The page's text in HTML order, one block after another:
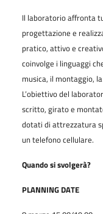
Il laboratorio affronta
progettazione e
pratico, attivo e
coinvolge i linguaggi
musica, il montaggio,
L’obiettivo del
scritto, girato e
dotati di attrezzatura
un telefono cellulare.
Quando si svolgerà?
PLANNING DATE